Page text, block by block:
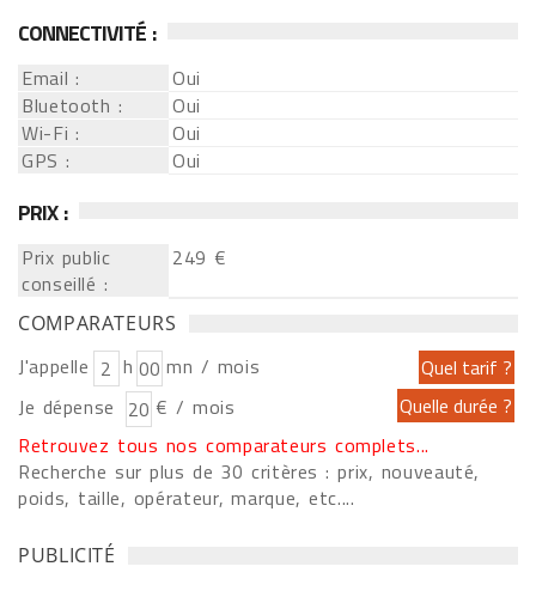
CONNECTIVITÉ :
Email :
Oui
Bluetooth :
Oui
Wi-Fi :
Oui
GPS :
Oui
PRIX :
Prix public
conseillé :
249 €
COMPARATEURS
J'appelle h
mn / mois
Je dépense
€ / mois
Retrouvez tous nos comparateurs complets...
Recherche sur plus de 30 critères : prix, nouveauté,
poids, taille, opérateur, marque, etc....
PUBLICITÉ